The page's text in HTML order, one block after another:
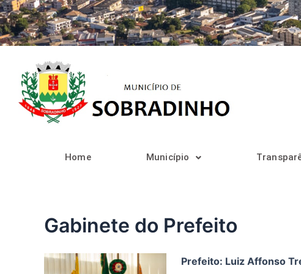
Ir
para
o
Home Município
Gabinete do Prefeito
Prefeito: Luiz Affonso